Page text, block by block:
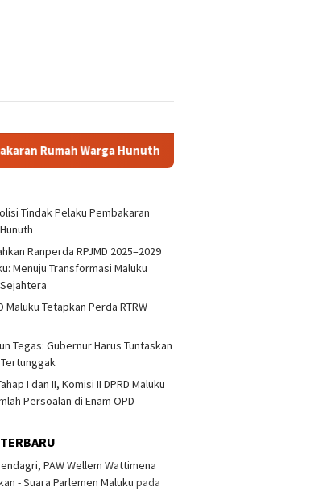
Warga Hunuth Gubernur Serahkan Ranperda
Tindak Pelaku Pembakaran
Ranperda RPJMD 2025–2029
Menuju Transformasi Maluku
Maluku Tetapkan Perda RTRW
Tegas: Gubernur Harus Tuntaskan
Tertunggak
I dan II, Komisi II DPRD Maluku
Persoalan di Enam OPD
PAW Wellem Wattimena
- Suara Parlemen Maluku pada